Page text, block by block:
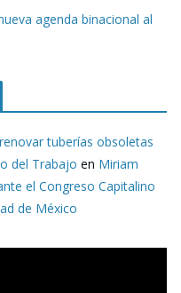
agenda binacional al
tuberías obsoletas
del Trabajo en Miriam
el Congreso Capitalino
de México